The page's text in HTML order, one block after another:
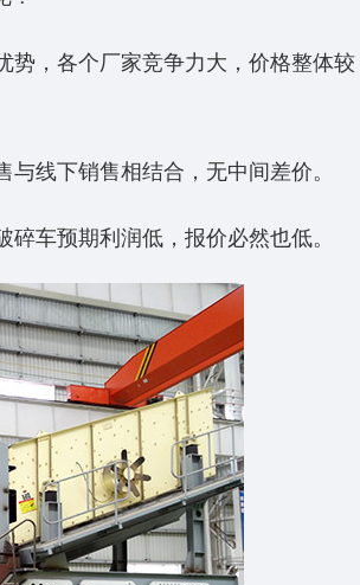
势，各个厂家竞争力大，价格整体较
线下销售相结合，无中间差价。
车预期利润低，报价必然也低。